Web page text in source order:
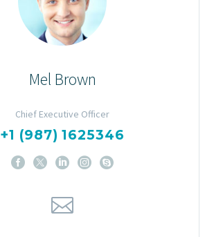
Mel Brown
Chief Executive Officer
+1 (987) 1625346